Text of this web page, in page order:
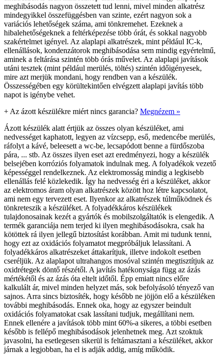
meghibásodás nagyon összetett tud lenni, mivel minden alkatrész
mindegyikkel összefüggésben van szinte, ezért nagyon sok a
variációs lehetőségek száma, ami tönkremehet. Ezeknek a
hibalehetőségeknek a feltérképezése több órát, és sokkal nagyobb
szakértelmet igényel. Az alaplapi alkatrészek, mint például IC-k,
ellenállások, kondenzátorok meghibásodása sem mindig egyértelmű,
aminek a feltárása szintén több órás művelet. Az alaplapi javítások
utáni tesztek (mint például merülés, töltés) szintén időigényesek,
mire azt merjük mondani, hogy rendben van a készülék.
Összességében egy körültekintően elvégzett alaplapi javítás több
napot is igénybe vehet.
+ Az ázott készülékre miért nincs garancia? Megnézem »
Ázott készülék alatt értjük az összes olyan készüléket, ami
nedvességet kaphatott, legyen az vízcsepp, eső, medencébe merülés,
ráfolyt a kávé, beleesett a wc-be, lecsapódott benne a fürdőszoba
pára, ... stb. Az összes ilyen eset azt eredményezi, hogy a készülék
belsejében korróziós folyamatok indulnak meg. A folyadékok vezető
képességgel rendelkeznek. Az elektromosság mindig a legkisebb
ellenállás felé közlekedik. Így ha nedvesség éri a készüléket, akkor
az elektromos áram olyan alkatrészek között hoz létre kapcsolatot,
ami nem egy tervezett eset. Ilyenkor az alkatrészek túlműködnek és
tönkreteszik a készüléket. A folyadékkáros készülékek
tulajdonosainak kezét a gyártók és mobilszolgáltatók is elengedik. A
termék garanciája nem terjed ki ilyen meghibásodásokra, csak ha
kötöttek rá ilyen jellegű biztosítást korábban. Amit mi tudunk tenni,
hogy ezt az oxidációs folyamatot megpróbáljuk lelassítani. A
folyadékkáros alkatrészeket áttakarítjuk, illetve indokolt esetben
cseréljük. Az alaplapot ultrahangos mosóval szintén megtisztítjuk az
oxidrétegek döntő részétől. A javítás hatékonysága függ az ázás
mértékétől és az ázás óta eltelt időtől. Épp emiatt nincs előre
kalkulált ár, mivel minden helyzet más, sok befolyásoló tényező van
sajnos. Arra sincs biztosíték, hogy később ne jöjjön elő a készüléken
további meghibásodás. Ennek oka, hogy az egyszer beindult
oxidációs folyamatokat csak lassítani tudjuk, megállítani nem.
Ennek ellenére a javítások több mint 60%-a sikeres, a többi esetben
később is fellépő meghibásodások jelenhetnek meg. Azt szoktuk
javasolni, ha esetlegesen sikerül is feltámasztani a készüléket, akkor
járnak a legjobban, ha el is adják addig, amíg működik.